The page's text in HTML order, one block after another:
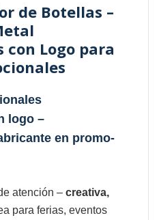
de Botellas –
con Logo para
logo –
en promo-
atención –creativa,
para ferias, eventos